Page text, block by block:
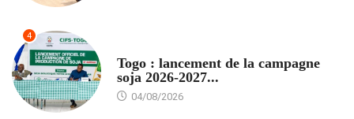
4
Togo : lancement de la campagne
soja 2026-2027...
04/08/2026